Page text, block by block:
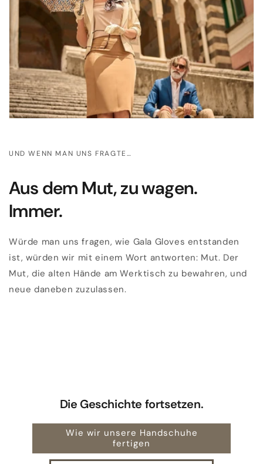
UND WENN MAN UNS FRAGTE…
Aus dem Mut, zu wagen.
Immer.
Würde man uns fragen, wie Gala Gloves entstanden
ist, würden wir mit einem Wort antworten: Mut. Der
Mut, die alten Hände am Werktisch zu bewahren, und
neue daneben zuzulassen.
Die Geschichte fortsetzen.
Wie wir unsere Handschuhe
fertigen